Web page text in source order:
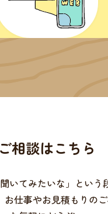
ご相談はこちら
聞いてみたいな」という
お仕事やお見積もりのご